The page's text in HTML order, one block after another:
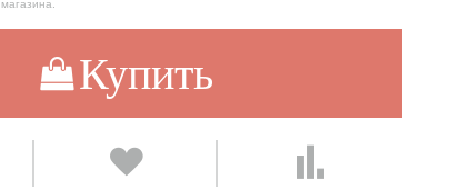
магазина.
Купить